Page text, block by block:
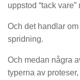
uppstod “tack
Och det handlar
spridning.
Och medan några
typerna av